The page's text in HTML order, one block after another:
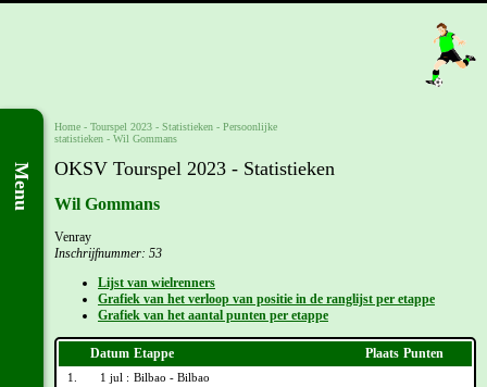
Menu
Home - Tourspel 2023 - Statistieken - Persoonlijke
statistieken - Wil Gommans
OKSV Tourspel 2023 - Statistieken
Wil Gommans
Venray
Inschrijfnummer: 53
Lijst van wielrenners
Grafiek van het verloop van positie in de ranglijst per etappe
Grafiek van het aantal punten per etappe
Datum Etappe Plaats Punten
1. 1 jul : Bilbao - Bilbao